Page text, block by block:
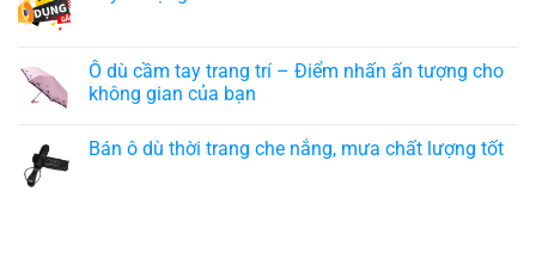
Ô dù cầm tay trang trí – Điểm nhấn ấn tượng cho
không gian của bạn
Bán ô dù thời trang che nắng, mưa chất lượng tốt